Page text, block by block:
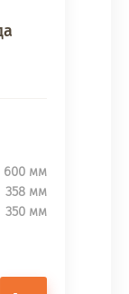
600 мм
358 мм
350 мм